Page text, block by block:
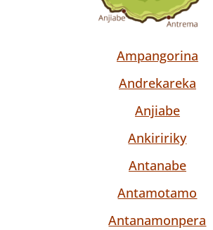
Ampangorina
Andrekareka
Anjiabe
Ankiririky
Antanabe
Antamotamo
Antanamonpera